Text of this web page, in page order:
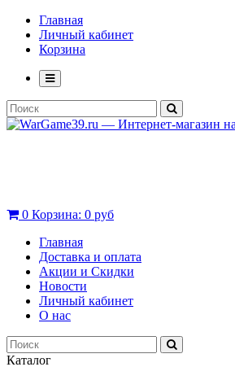
Главная
Личный кабинет
Корзина
0 Корзина: 0 руб
Главная
Доставка и оплата
Акции и Скидки
Новости
Личный кабинет
О нас
Каталог